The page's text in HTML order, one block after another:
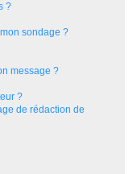
?
sondage ?
message ?
?
de rédaction de